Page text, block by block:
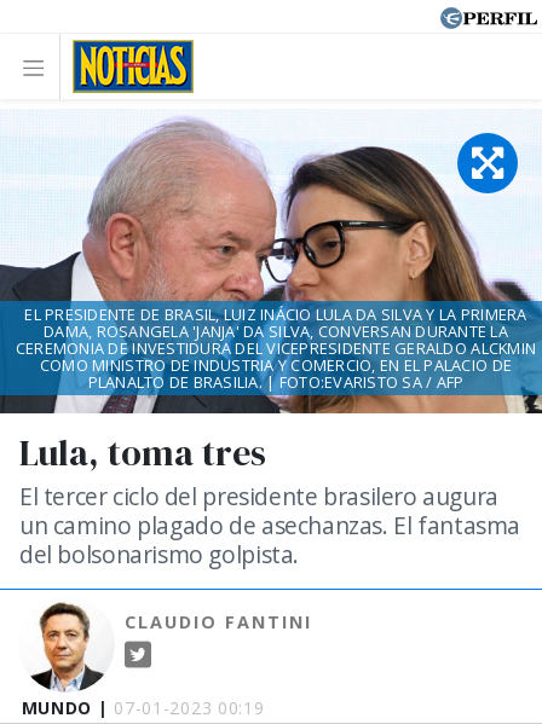
MUNDO | 07-01-2023 00:19
Lula, toma tres
El tercer ciclo del presidente brasilero augura
un camino plagado de asechanzas. El fantasma
del bolsonarismo golpista.
CLAUDIO FANTINI
EL PRESIDENTE DE BRASIL, LUIZ INÁCIO LULA DA SILVA Y LA PRIMERA
DAMA, ROSANGELA 'JANJA' DA SILVA, CONVERSAN DURANTE LA
CEREMONIA DE INVESTIDURA DEL VICEPRESIDENTE GERALDO ALCKMIN
COMO MINISTRO DE INDUSTRIA Y COMERCIO, EN EL PALACIO DE
PLANALTO DE BRASILIA. | FOTO:EVARISTO SA / AFP